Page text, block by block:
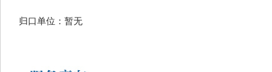
归口单位：暂无